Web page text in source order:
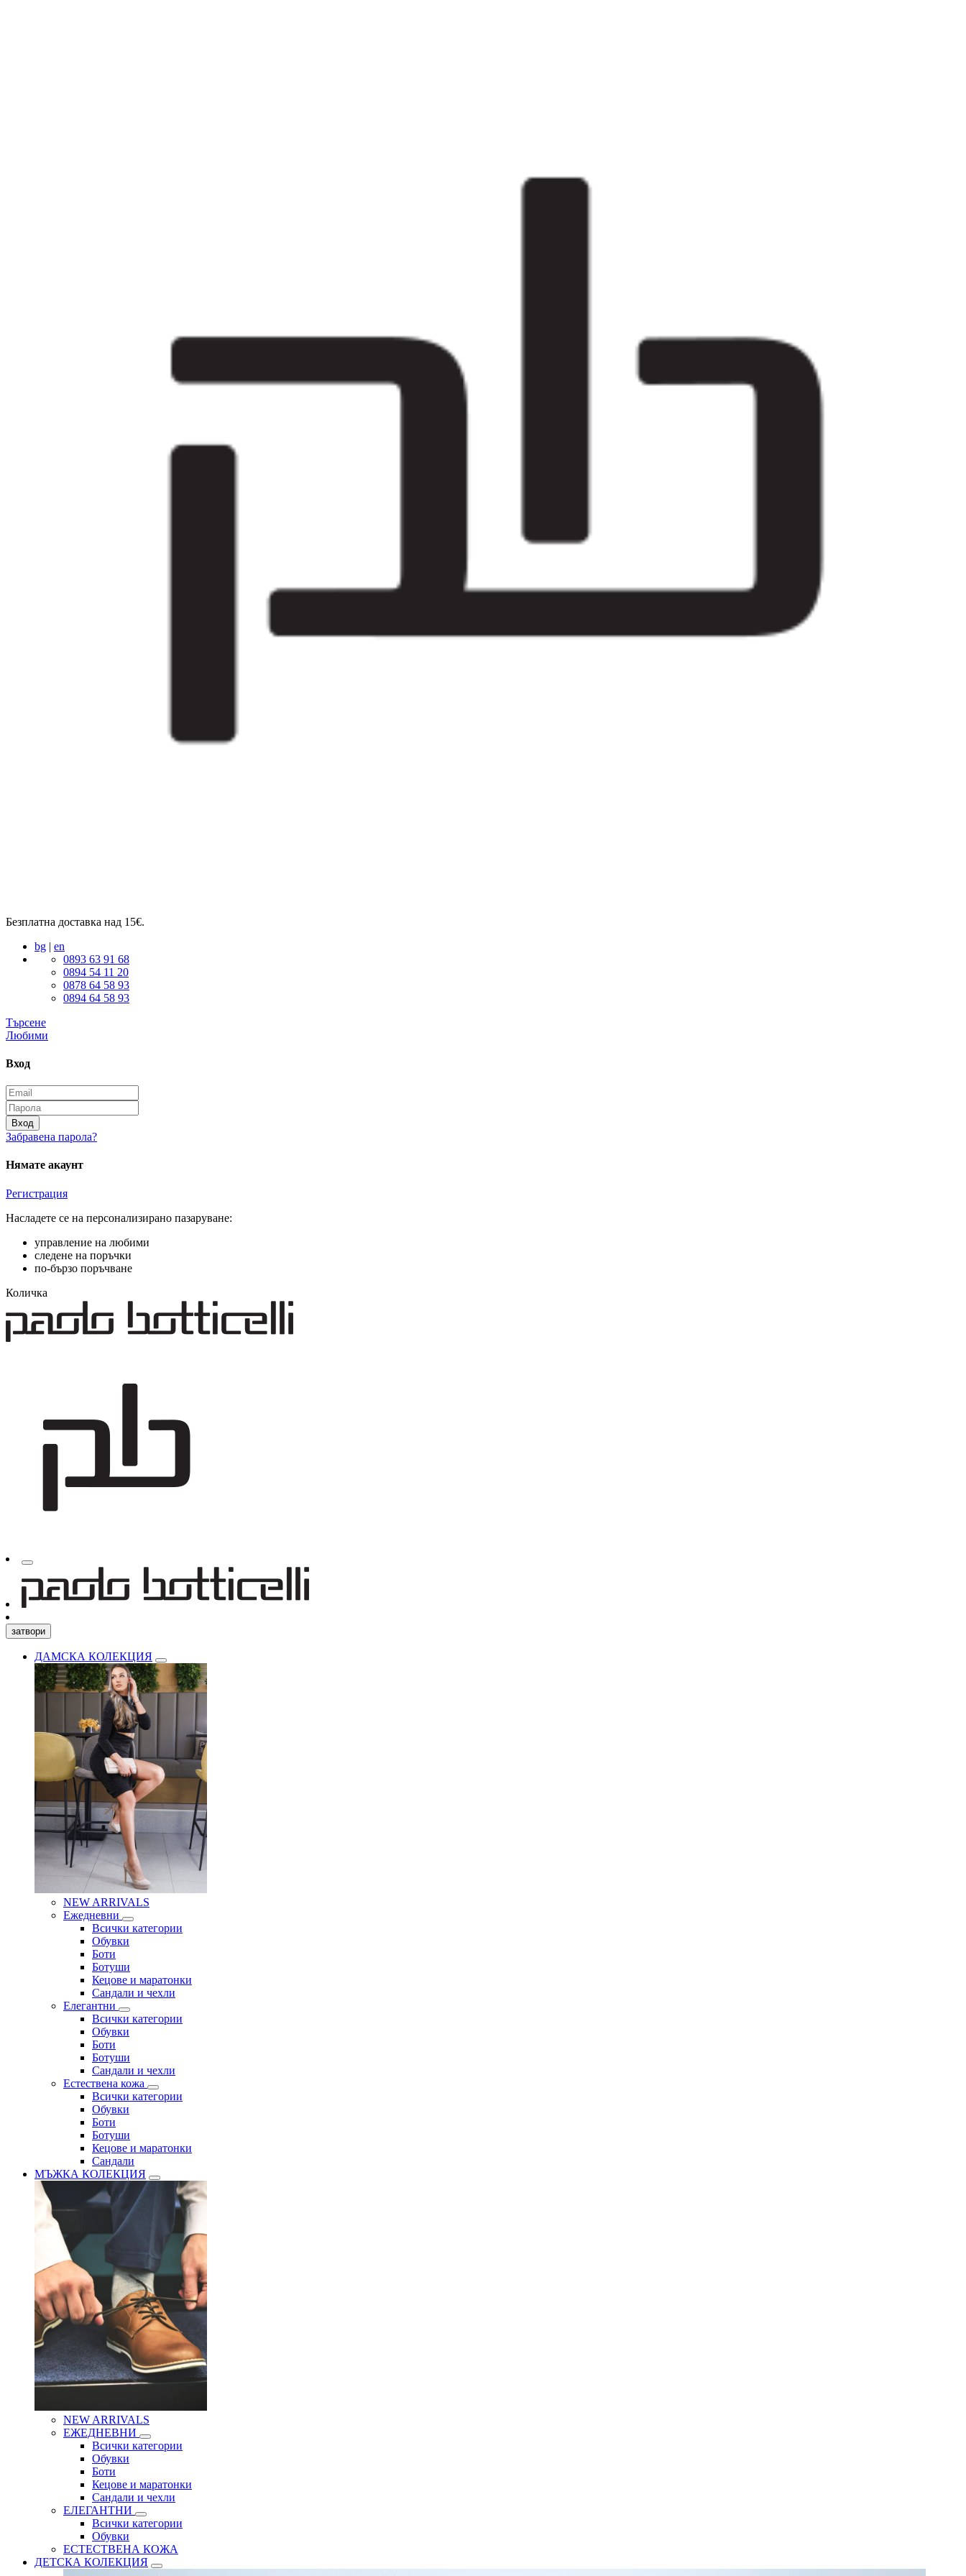
Безплатна доставка над 15€.
bg | en
0893 63 91 68
0894 54 11 20
0878 64 58 93
0894 64 58 93
Търсене
Любими
Вход
Вход
Забравена парола?
Нямате акаунт
Регистрация
Насладете се на персонализирано пазаруване:
управление на любими
следене на поръчки
по-бързо поръчване
Количка
затвори
ДАМСКА КОЛЕКЦИЯ
NEW ARRIVALS
Ежедневни
Всички категории
Обувки
Боти
Ботуши
Кецове и маратонки
Сандали и чехли
Елегантни
Всички категории
Обувки
Боти
Ботуши
Сандали и чехли
Естествена кожа
Всички категории
Обувки
Боти
Ботуши
Кецове и маратонки
Сандали
МЪЖКА КОЛЕКЦИЯ
NEW ARRIVALS
ЕЖЕДНЕВНИ
Всички категории
Обувки
Боти
Кецове и маратонки
Сандали и чехли
ЕЛЕГАНТНИ
Всички категории
Обувки
ЕСТЕСТВЕНА КОЖА
ДЕТСКА КОЛЕКЦИЯ